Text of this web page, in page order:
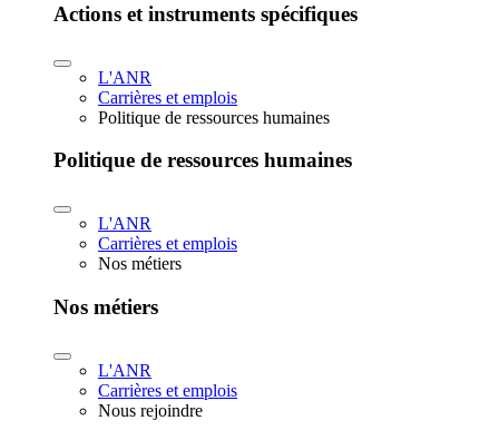
Actions et instruments spécifiques
L'ANR
Carrières et emplois
Politique de ressources humaines
Politique de ressources humaines
L'ANR
Carrières et emplois
Nos métiers
Nos métiers
L'ANR
Carrières et emplois
Nous rejoindre